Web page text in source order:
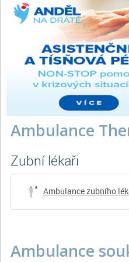
Ambulance
zubní lékaři
Ambulance zubního
Ambulance